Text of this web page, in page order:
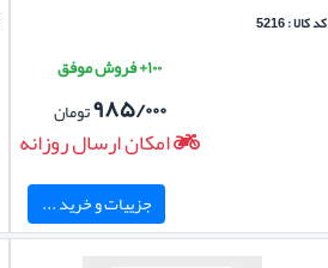
کد کالا : 5216
۱۰۰+ فروش موفق
۹۸۵/۰۰۰تومان
امکان ارسال روزانه
جزییات و خرید ...